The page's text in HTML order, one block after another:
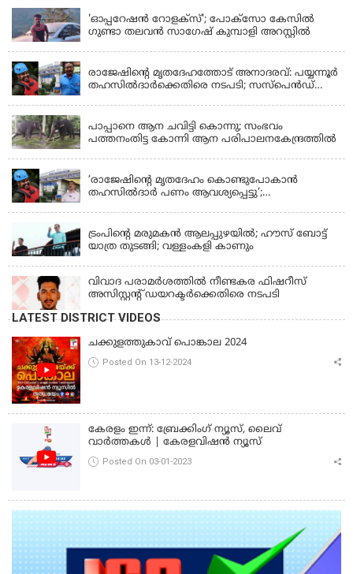
'ഓപ്പറേഷൻ റോളക്സ്'; പോക്സോ കേസിൽ
ഗുണ്ടാ തലവൻ സാഗേഷ് കുമ്പാളി അറസ്റ്റിൽ
രാജേഷിന്റെ മൃതദേഹത്തോട് അനാദരവ്: പയ്യന്നൂർ
തഹസിൽദാർക്കെതിരെ നടപടി; സസ്പെൻഡ്
പാപ്പാനെ ആന ചവിട്ടി കൊന്നു; സംഭവം
പത്തനംതിട്ട കോന്നി ആന പരിപാലനകേന്ദ്രത്തിൽ
‘രാജേഷിന്‍റെ മൃതദേഹം കൊണ്ടുപോകാന്‍
തഹസില്‍ദാര്‍ പണം ആവശ്യപ്പെട്ടു’;
ട്രംപിന്റെ മരുമകന്‍ ആലപ്പുഴയില്‍; ഹൗസ് ബോട്ട്
യാത്ര തുടങ്ങി; വള്ളംകളി കാണും
വിവാദ പരാമര്‍ശത്തില്‍ നീണ്ടകര ഫിഷറീസ്
അസിസ്റ്റന്റ് ഡയറക്ടര്‍ക്കെതിരെ നടപടി
LATEST DISTRICT VIDEOS
ചക്കുളത്തുകാവ് പൊങ്കാല 2024
Posted On 13-12-2024
കേരളം ഇന്ന്: ബ്രേക്കിംഗ് ന്യൂസ്, ലൈവ്
വാർത്തകൾ | കേരളവിഷൻ ന്യൂസ്
Posted On 03-01-2023